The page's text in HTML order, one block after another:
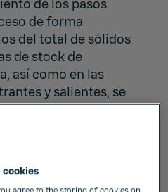
de los pasos
de forma
del total de sólidos
de stock de
así como en las
y salientes, se
tiene el número
calcular y